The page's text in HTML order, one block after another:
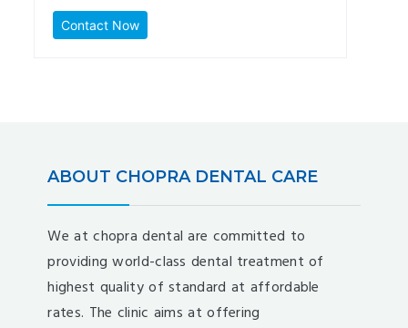
Contact Now
ABOUT CHOPRA DENTAL CARE
We at chopra dental are committed to
providing world-class dental treatment of
highest quality of standard at affordable
rates. The clinic aims at offering